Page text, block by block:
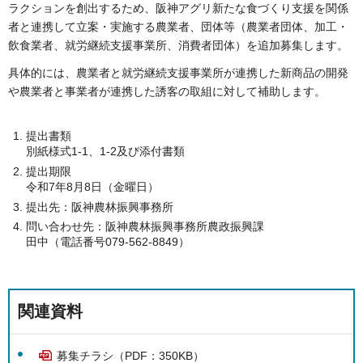
ラクションを創出するため、阪神アグリ新たな食づくり支援を関係
者と連携して立案・実施する農業者、団体等（農業者団体、加工・
飲食業者、就労継続支援事業所、消費者団体）を追加募集します。
具体的には、農業者と就労継続支援事業所が連携した新商品の開発
や農業者と事業者が連携した誘客の取組に対して補助します。
提出書類
別紙様式1-1、1-2及び添付書類
提出期限
令和7年8月8日（金曜日）
提出先：阪神農林振興事務所
問い合わせ先：阪神農林振興事務所農政振興課
田中（電話番号079-562-8849）
関連資料
募集チラシ（PDF：350KB）